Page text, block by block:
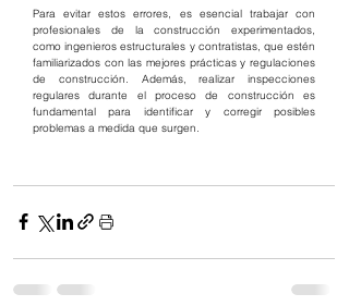
Para evitar estos errores, es esencial trabajar con
profesionales de la construcción experimentados,
como ingenieros estructurales y contratistas, que estén
familiarizados con las mejores prácticas y regulaciones
de construcción. Además, realizar inspecciones
regulares durante el proceso de construcción es
fundamental para identificar y corregir posibles
problemas a medida que surgen.